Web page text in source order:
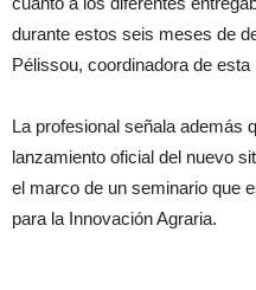
durante estos seis meses de
Pélissou, coordinadora de esta
La profesional señala además
lanzamiento oficial del nuevo
el marco de un seminario que
para la Innovación Agraria.